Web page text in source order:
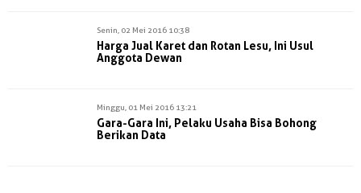
Senin, 02 Mei 2016 10:38
Harga Jual Karet dan Rotan Lesu, Ini Usul
Anggota Dewan
Minggu, 01 Mei 2016 13:21
Gara-Gara Ini, Pelaku Usaha Bisa Bohong
Berikan Data